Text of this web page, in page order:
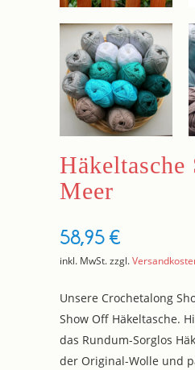
Häkeltasche
Meer
58,95€
inkl. MwSt.zzgl.
Unsere Crochetalong
Show Off Häkeltasche.
das Rundum-Sorglos
der Original-Wolle und